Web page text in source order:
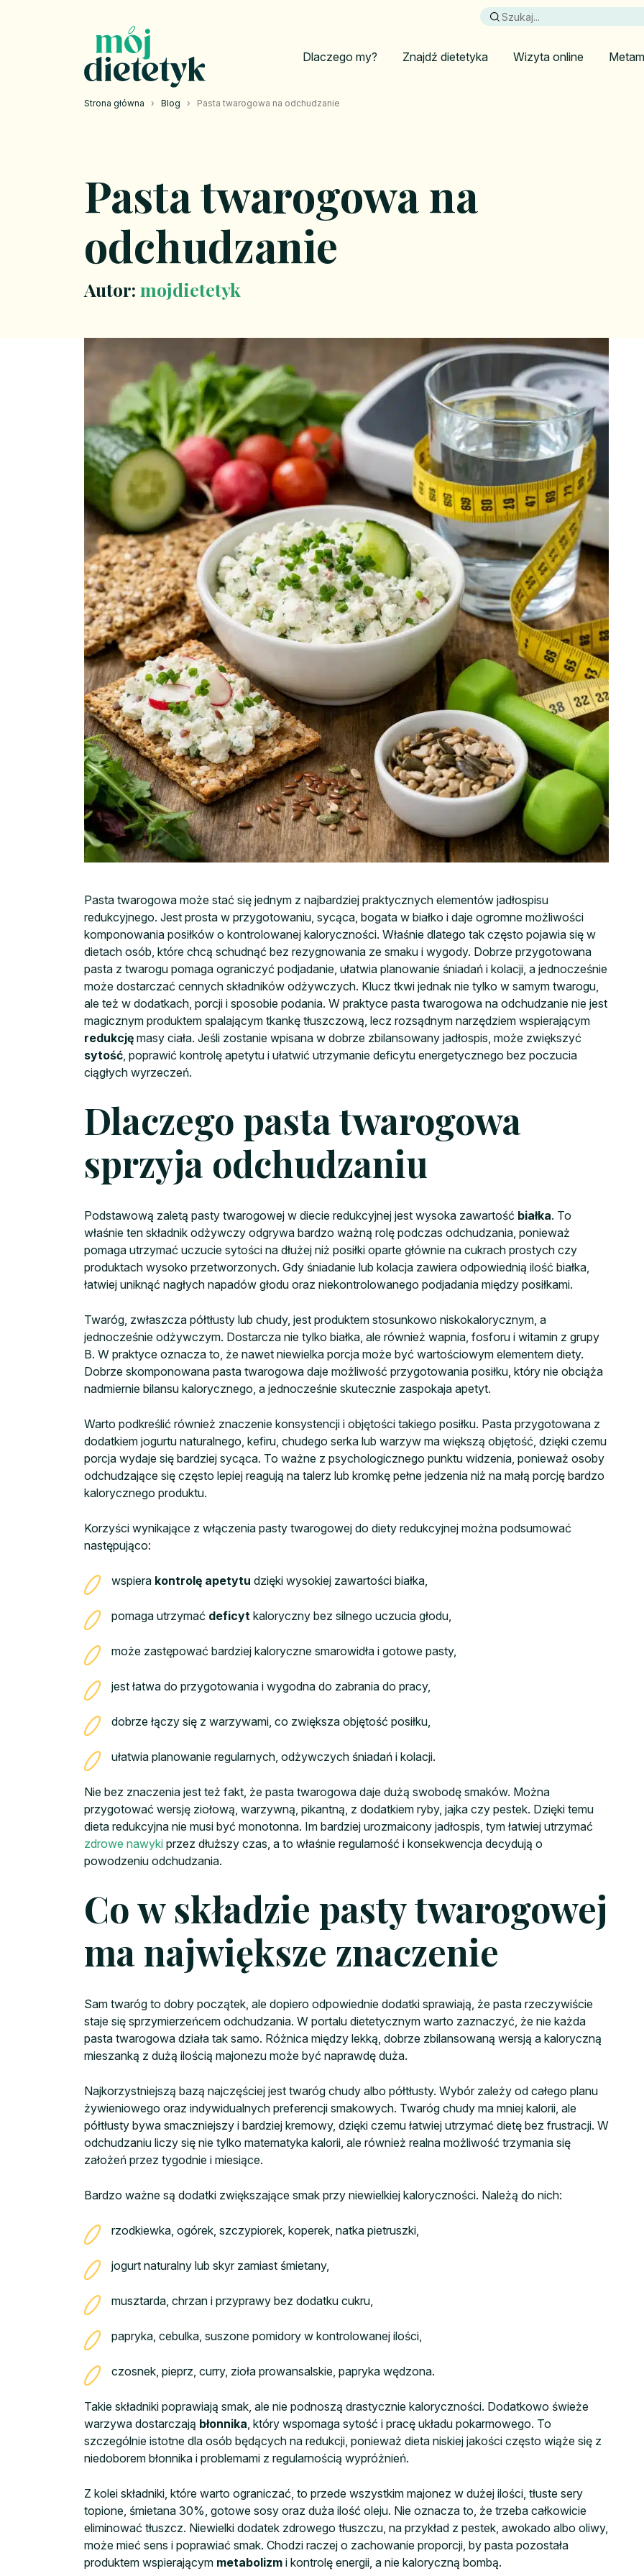
Dlaczego my? Znajdź dietetyka Wizyta online
Strona główna › Blog › Pasta twarogowa na odchudzanie
Pasta twarogowa na
odchudzanie
Autor: mojdietetyk
Pasta twarogowa może stać się jednym z najbardziej praktycznych elementów jadłospisu
redukcyjnego. Jest prosta w przygotowaniu, sycąca, bogata w białko i daje ogromne możliwości
komponowania posiłków o kontrolowanej kaloryczności. Właśnie dlatego tak często pojawia się w
dietach osób, które chcą schudnąć bez rezygnowania ze smaku i wygody. Dobrze przygotowana
pasta z twarogu pomaga ograniczyć podjadanie, ułatwia planowanie śniadań i kolacji, a jednocześnie
może dostarczać cennych składników odżywczych. Klucz tkwi jednak nie tylko w samym twarogu,
ale też w dodatkach, porcji i sposobie podania. W praktyce pasta twarogowa na odchudzanie nie jest
magicznym produktem spalającym tkankę tłuszczową, lecz rozsądnym narzędziem wspierającym
redukcję masy ciała. Jeśli zostanie wpisana w dobrze zbilansowany jadłospis, może zwiększyć
sytość, poprawić kontrolę apetytu i ułatwić utrzymanie deficytu energetycznego bez poczucia
ciągłych wyrzeczeń.
Dlaczego pasta twarogowa
sprzyja odchudzaniu
Podstawową zaletą pasty twarogowej w diecie redukcyjnej jest wysoka zawartość białka. To
właśnie ten składnik odżywczy odgrywa bardzo ważną rolę podczas odchudzania, ponieważ
pomaga utrzymać uczucie sytości na dłużej niż posiłki oparte głównie na cukrach prostych czy
produktach wysoko przetworzonych. Gdy śniadanie lub kolacja zawiera odpowiednią ilość białka,
łatwiej uniknąć nagłych napadów głodu oraz niekontrolowanego podjadania między posiłkami.
Twaróg, zwłaszcza półtłusty lub chudy, jest produktem stosunkowo niskokalorycznym, a
jednocześnie odżywczym. Dostarcza nie tylko białka, ale również wapnia, fosforu i witamin z grupy
B. W praktyce oznacza to, że nawet niewielka porcja może być wartościowym elementem diety.
Dobrze skomponowana pasta twarogowa daje możliwość przygotowania posiłku, który nie obciąża
nadmiernie bilansu kalorycznego, a jednocześnie skutecznie zaspokaja apetyt.
Warto podkreślić również znaczenie konsystencji i objętości takiego posiłku. Pasta przygotowana z
dodatkiem jogurtu naturalnego, kefiru, chudego serka lub warzyw ma większą objętość, dzięki czemu
porcja wydaje się bardziej sycąca. To ważne z psychologicznego punktu widzenia, ponieważ osoby
odchudzające się często lepiej reagują na talerz lub kromkę pełne jedzenia niż na małą porcję bardzo
kalorycznego produktu.
Korzyści wynikające z włączenia pasty twarogowej do diety redukcyjnej można podsumować
następująco:
wspiera kontrolę apetytu dzięki wysokiej zawartości białka,
pomaga utrzymać deficyt kaloryczny bez silnego uczucia głodu,
może zastępować bardziej kaloryczne smarowidła i gotowe pasty,
jest łatwa do przygotowania i wygodna do zabrania do pracy,
dobrze łączy się z warzywami, co zwiększa objętość posiłku,
ułatwia planowanie regularnych, odżywczych śniadań i kolacji.
Nie bez znaczenia jest też fakt, że pasta twarogowa daje dużą swobodę smaków. Można
przygotować wersję ziołową, warzywną, pikantną, z dodatkiem ryby, jajka czy pestek. Dzięki temu
dieta redukcyjna nie musi być monotonna. Im bardziej urozmaicony jadłospis, tym łatwiej utrzymać
zdrowe nawyki przez dłuższy czas, a to właśnie regularność i konsekwencja decydują o
powodzeniu odchudzania.
Co w składzie pasty twarogowej
ma największe znaczenie
Sam twaróg to dobry początek, ale dopiero odpowiednie dodatki sprawiają, że pasta rzeczywiście
staje się sprzymierzeńcem odchudzania. W portalu dietetycznym warto zaznaczyć, że nie każda
pasta twarogowa działa tak samo. Różnica między lekką, dobrze zbilansowaną wersją a kaloryczną
mieszanką z dużą ilością majonezu może być naprawdę duża.
Najkorzystniejszą bazą najczęściej jest twaróg chudy albo półtłusty. Wybór zależy od całego planu
żywieniowego oraz indywidualnych preferencji smakowych. Twaróg chudy ma mniej kalorii, ale
półtłusty bywa smaczniejszy i bardziej kremowy, dzięki czemu łatwiej utrzymać dietę bez frustracji. W
odchudzaniu liczy się nie tylko matematyka kalorii, ale również realna możliwość trzymania się
założeń przez tygodnie i miesiące.
Bardzo ważne są dodatki zwiększające smak przy niewielkiej kaloryczności. Należą do nich:
rzodkiewka, ogórek, szczypiorek, koperek, natka pietruszki,
jogurt naturalny lub skyr zamiast śmietany,
musztarda, chrzan i przyprawy bez dodatku cukru,
papryka, cebulka, suszone pomidory w kontrolowanej ilości,
czosnek, pieprz, curry, zioła prowansalskie, papryka wędzona.
Takie składniki poprawiają smak, ale nie podnoszą drastycznie kaloryczności. Dodatkowo świeże
warzywa dostarczają błonnika, który wspomaga sytość i pracę układu pokarmowego. To
szczególnie istotne dla osób będących na redukcji, ponieważ dieta niskiej jakości często wiąże się z
niedoborem błonnika i problemami z regularnością wypróżnień.
Z kolei składniki, które warto ograniczać, to przede wszystkim majonez w dużej ilości, tłuste sery
topione, śmietana 30%, gotowe sosy oraz duża ilość oleju. Nie oznacza to, że trzeba całkowicie
eliminować tłuszcz. Niewielki dodatek zdrowego tłuszczu, na przykład z pestek, awokado albo oliwy,
może mieć sens i poprawiać smak. Chodzi raczej o zachowanie proporcji, by pasta pozostała
produktem wspierającym metabolizm i kontrolę energii, a nie kaloryczną bombą.